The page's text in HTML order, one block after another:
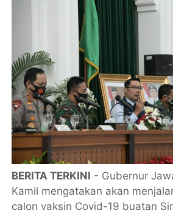
BERITA TERKINI - Gubernur
Kamil mengatakan akan
calon vaksin Covid-19 buatan